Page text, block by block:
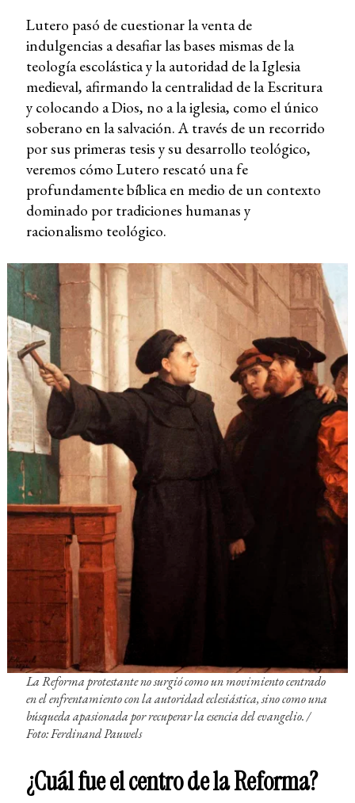
Lutero pasó de cuestionar la venta de
indulgencias a desafiar las bases mismas de la
teología escolástica y la autoridad de la Iglesia
medieval, afirmando la centralidad de la Escritura
y colocando a Dios, no a la iglesia, como el único
soberano en la salvación. A través de un recorrido
por sus primeras tesis y su desarrollo teológico,
veremos cómo Lutero rescató una fe
profundamente bíblica en medio de un contexto
dominado por tradiciones humanas y
racionalismo teológico.
La Reforma protestante no surgió como un movimiento centrado
en el enfrentamiento con la autoridad eclesiástica, sino como una
búsqueda apasionada por recuperar la esencia del evangelio. /
Foto: Ferdinand Pauwels
¿Cuál fue el centro de la Reforma?